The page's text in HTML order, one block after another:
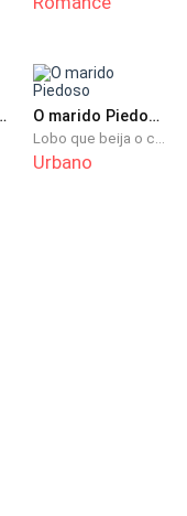
O marido Piedoso
Lobo que beija o céu
Urbano